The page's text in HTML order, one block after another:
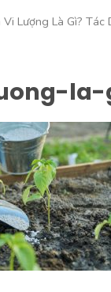
Vi Lượng Là Gì?
la-